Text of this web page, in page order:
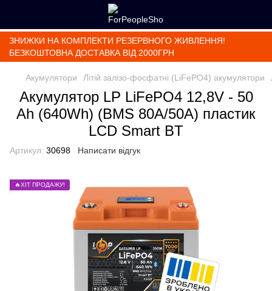
ЗНИЖКИ НА КОМПЛЕКТИ РЕЗЕРВНОГО ЖИВЛЕННЯ!
БЕЗКОШТОВНА ДОСТАВКА ВІД 2000ГРН
Акумулятори Літій залізо-фосфатні (LiFePО4) акумулятори
Акумулятор LP LiFePO4 12,8V - 50
Ah (640Wh) (BMS 80А/50A) пластик
LCD Smart BT
Артикул: 30698 Написати відгук
🔥ХІТ ПРОДАЖУ!